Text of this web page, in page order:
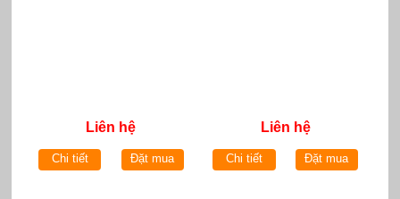
Liên hệ
Chi tiết Đặt mua
Liên hệ
Chi tiết Đặt mua